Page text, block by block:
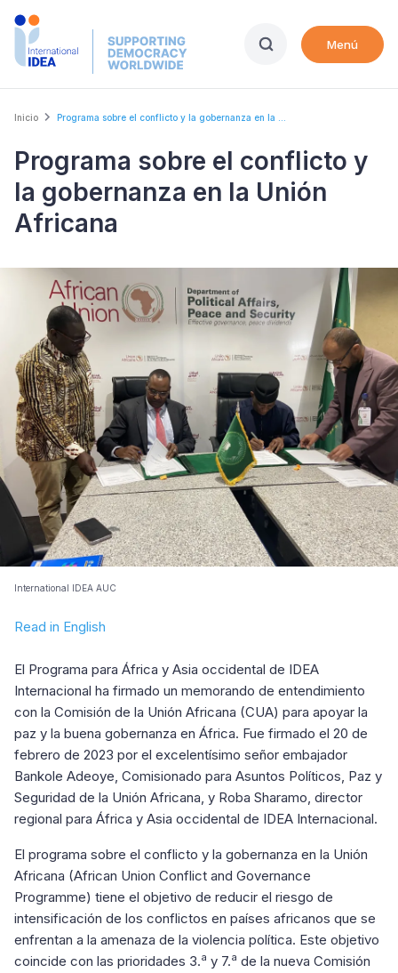
Skip
Menú
Breadcrumb
Inicio Programa sobre el conflicto y la gobernanza en la ...
Programa sobre el conflicto y
la gobernanza en la Unión
Africana
International IDEA AUC
Read in English
El Programa para África y Asia occidental de IDEA
Internacional ha firmado un memorando de entendimiento
con la Comisión de la Unión Africana (CUA) para apoyar la
paz y la buena gobernanza en África. Fue firmado el 20 de
febrero de 2023 por el excelentísimo señor embajador
Bankole Adeoye, Comisionado para Asuntos Políticos, Paz y
Seguridad de la Unión Africana, y Roba Sharamo, director
regional para África y Asia occidental de IDEA Internacional.
El programa sobre el conflicto y la gobernanza en la Unión
Africana (African Union Conflict and Governance
Programme) tiene el objetivo de reducir el riesgo de
intensificación de los conflictos en países africanos que se
enfrentan a la amenaza de la violencia política. Este objetivo
coincide con las prioridades 3.a y 7.a de la nueva Comisión